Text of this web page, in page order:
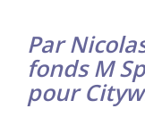
Par
fonds M
pour